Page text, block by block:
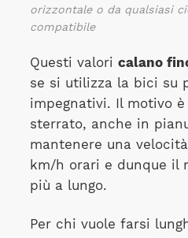
orizzontale o da qualsiasi
compatibile
Questi valori calano
se si utilizza la bici su
impegnativi. Il motivo
sterrato, anche in
mantenere una
km/h orari e dunque il
più a lungo.
Per chi vuole farsi